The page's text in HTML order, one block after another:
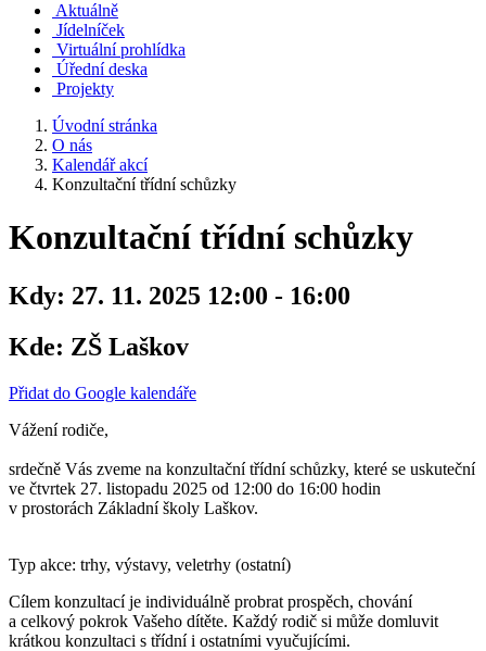
Aktuálně
Jídelníček
Virtuální prohlídka
Úřední deska
Projekty
Úvodní stránka
O nás
Kalendář akcí
Konzultační třídní schůzky
Konzultační třídní schůzky
Kdy: 27. 11. 2025 12:00 - 16:00
Kde: ZŠ Laškov
Přidat do Google kalendáře
Vážení rodiče,
srdečně Vás zveme na konzultační třídní schůzky, které se uskuteční
ve čtvrtek 27. listopadu 2025 od 12:00 do 16:00 hodin
v prostorách Základní školy Laškov.
Typ akce: trhy, výstavy, veletrhy (ostatní)
Cílem konzultací je individuálně probrat prospěch, chování
a celkový pokrok Vašeho dítěte. Každý rodič si může domluvit
krátkou konzultaci s třídní i ostatními vyučujícími.